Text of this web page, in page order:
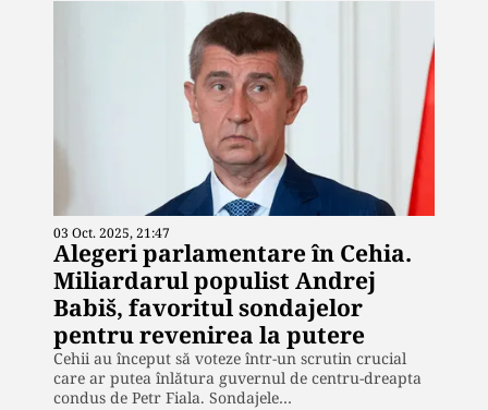
03 Oct. 2025, 21:47
Alegeri parlamentare în Cehia.
Miliardarul populist Andrej
Babiš, favoritul sondajelor
pentru revenirea la putere
Cehii au început să voteze într-un scrutin crucial
care ar putea înlătura guvernul de centru-dreapta
condus de Petr Fiala. Sondajele…